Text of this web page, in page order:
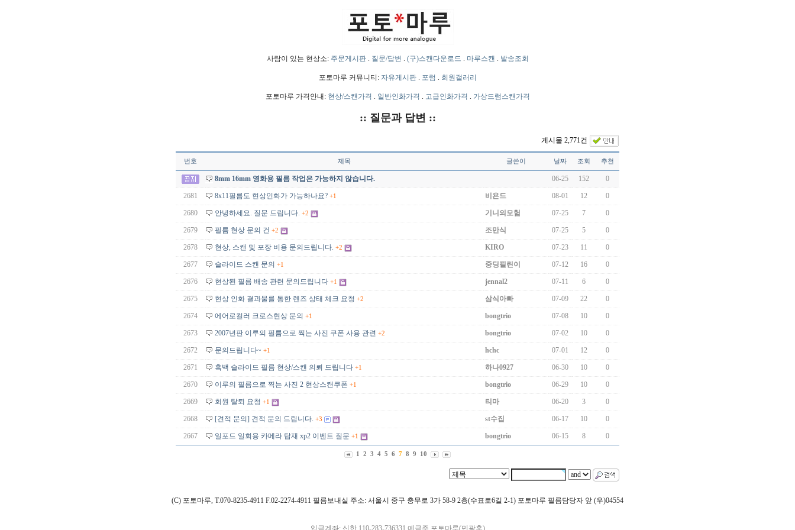
사람이 있는 현상소: 주문게시판. 질문/답변 . (구)스캔다운로드 . 마루스캔 . 발송조회
포토마루 커뮤니티: 자유게시판. 포럼 . 회원갤러리
포토마루 가격안내: 현상/스캔가격 . 일반인화가격 . 고급인화가격 . 가상드럼스캔가격
:: 질문과 답변 ::
게시물 2,771건
번호 제목 글쓴이 날짜 조회 추천
8mm 16mm 영화용 필름 작업은 가능하지 않습니다. 06-25 152 0
2681 8x11필름도 현상인화가 가능하나요? +1 비욘드 08-01 12 0
2680 안녕하세요. 질문 드립니다. +2 기니의모험 07-25 7 0
2679 필름 현상 문의 건 +2 조만식 07-25 5 0
2678 현상, 스캔 및 포장 비용 문의드립니다. +2 KIRO 07-23 11 0
2677 슬라이드 스캔 문의 +1 중딩필린이 07-12 16 0
2676 현상된 필름 배송 관련 문의드립니다 +1 jennal2 07-11 6 0
2675 현상 인화 결과물를 통한 렌즈 상태 체크 요청 +2 삼식아빠 07-09 22 0
2674 에어로컬러 크로스현상 문의 +1 bongtrio 07-08 10 0
2673 2007년판 이루의 필름으로 찍는 사진 쿠폰 사용 관련 +2 bongtrio 07-02 10 0
2672 문의드립니다~ +1 hchc 07-01 12 0
2671 흑백 슬라이드 필름 현상/스캔 의뢰 드립니다 +1 하나0927 06-30 10 0
2670 이루의 필름으로 찍는 사진 2 현상스캔쿠폰 +1 bongtrio 06-29 10 0
2669 회원 탈퇴 요청 +1 티마 06-20 3 0
2668 [견적 문의] 견적 문의 드립니다. +3 st수집 06-17 10 0
2667 일포드 일회용 카메라 탑재 xp2 이벤트 질문 +1 bongtrio 06-15 8 0
1 2 3 4 5 6 7 8 9 10
(C) 포토마루, T.070-8235-4911 F.02-2274-4911 필름보내실 주소: 서울시 중구 충무로 3가 58-9 2층(수표로6길 2-1) 포토마루 필름담당자 앞 (우)04554
입금계좌: 신한 110-283-736331 예금주 포토마루(민광훈)